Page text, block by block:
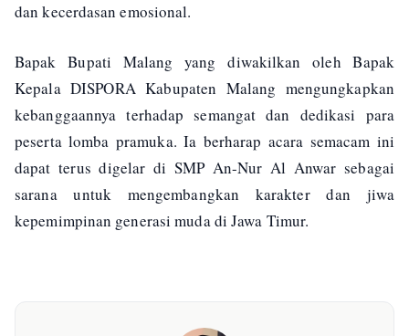
dan kecerdasan emosional.
Bapak Bupati Malang yang diwakilkan oleh Bapak
Kepala DISPORA Kabupaten Malang mengungkapkan
kebanggaannya terhadap semangat dan dedikasi para
peserta lomba pramuka. Ia berharap acara semacam ini
dapat terus digelar di SMP An-Nur Al Anwar sebagai
sarana untuk mengembangkan karakter dan jiwa
kepemimpinan generasi muda di Jawa Timur.